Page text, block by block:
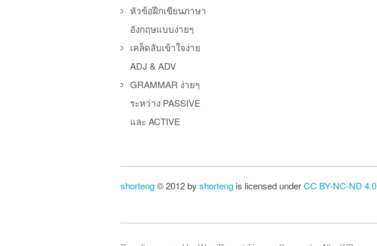
หัวข้อฝึกเขียนภาษา
อังกฤษแบบง่ายๆ
เคล็ดลับเข้าใจง่าย
ADJ & ADV
GRAMMAR ง่ายๆ
ระหว่าง PASSIVE
และ ACTIVE
shorteng© 2012 by shorteng is licensed underCC BY-NC-ND 4.0